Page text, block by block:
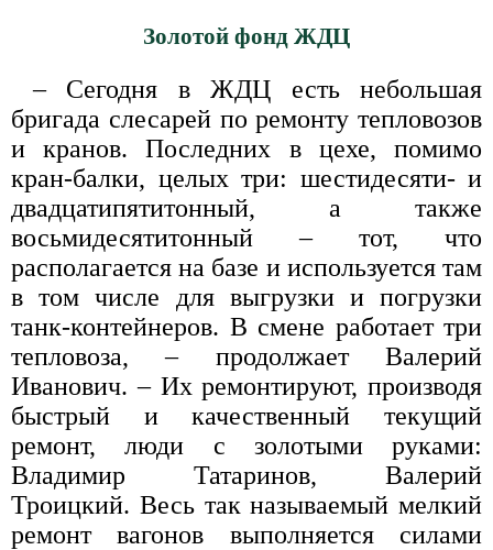
Золотой фонд ЖДЦ
– Сегодня в ЖДЦ есть небольшая
бригада слесарей по ремонту тепловозов
и кранов. Последних в цехе, помимо
кран-балки, целых три: шестидесяти- и
двадцатипятитонный, а также
восьмидесятитонный – тот, что
располагается на базе и используется там
в том числе для выгрузки и погрузки
танк-контейнеров. В смене работает три
тепловоза, – продолжает Валерий
Иванович. – Их ремонтируют, производя
быстрый и качественный текущий
ремонт, люди с золотыми руками:
Владимир Татаринов, Валерий
Троицкий. Весь так называемый мелкий
ремонт вагонов выполняется силами